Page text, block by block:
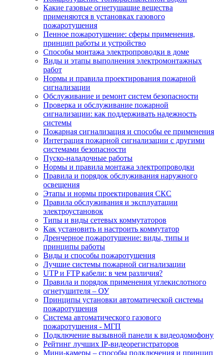
Какие газовые огнетушащие вещества
применяются в установках газового
пожаротушения
Пенное пожаротушение: сферы применения,
принцип работы и устройство
Способы монтажа электропроводки в доме
Виды и этапы выполнения электромонтажных
работ
Нормы и правила проектирования пожарной
сигнализации
Обслуживание и ремонт систем безопасности
Проверка и обслуживание пожарной
сигнализации: как поддерживать надежность
системы
Пожарная сигнализация и способы ее применения
Интеграция пожарной сигнализации с другими
системами безопасности
Пуско-наладочные работы
Нормы и правила монтажа электропроводки
Правила и порядок обслуживания наружного
освещения
Этапы и нормы проектирования СКС
Правила обслуживания и эксплуатации
электроустановок
Типы и виды сетевых коммутаторов
Как установить и настроить коммутатор
Дренчерное пожаротушение: виды, типы и
принципы работы
Виды и способы пожаротушения
Лучшие системы пожарной сигнализации
UTP и FTP кабели: в чем различия?
Правила и порядок применения углекислотного
огнетушителя – ОУ
Принципы установки автоматической системы
пожаротушения
Система автоматического газового
пожаротушения - МГП
Подключение вызывной панели к видеодомофону
Рейтинг лучших IP-видеорегистраторов
Мини-камеры – способы подключения и принцип